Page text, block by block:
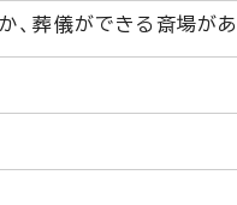
葬儀ができる斎場があ